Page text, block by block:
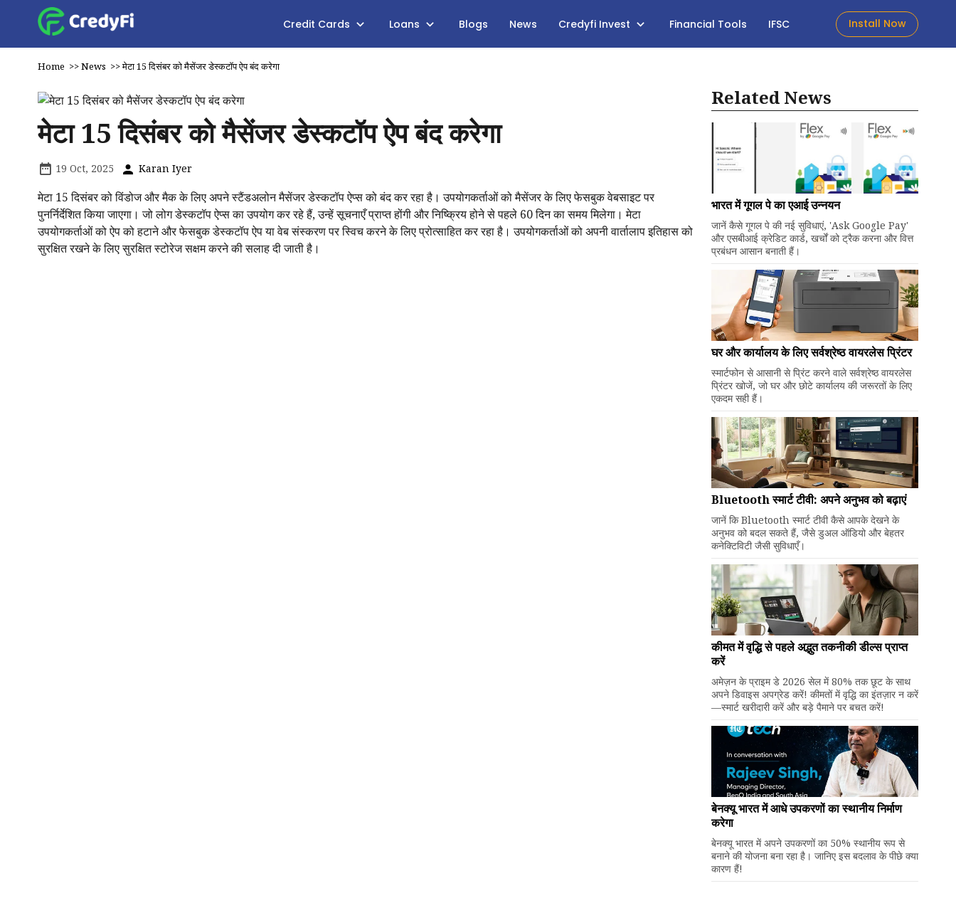
Credit Cards Loans Blogs News Credyfi Invest Financial Tools IFSC Install Now
Home >>News >>मेटा 15 दिसंबर को मैसेंजर डेस्कटॉप ऐप बंद करेगा
मेटा 15 दिसंबर को मैसेंजर डेस्कटॉप ऐप बंद करेगा
19 Oct, 2025 Karan Iyer
मेटा 15 दिसंबर को विंडोज और मैक के लिए अपने स्टैंडअलोन मैसेंजर डेस्कटॉप ऐप्स को बंद कर रहा है। उपयोगकर्ताओं को मैसेंजर के लिए फेसबुक वेबसाइट पर
पुनर्निर्देशित किया जाएगा। जो लोग डेस्कटॉप ऐप्स का उपयोग कर रहे हैं, उन्हें सूचनाएँ प्राप्त होंगी और निष्क्रिय होने से पहले 60 दिन का समय मिलेगा। मेटा
उपयोगकर्ताओं को ऐप को हटाने और फेसबुक डेस्कटॉप ऐप या वेब संस्करण पर स्विच करने के लिए प्रोत्साहित कर रहा है। उपयोगकर्ताओं को अपनी वार्तालाप इतिहास को
सुरक्षित रखने के लिए सुरक्षित स्टोरेज सक्षम करने की सलाह दी जाती है।
Related News
भारत में गूगल पे का एआई उन्नयन
जानें कैसे गूगल पे की नई सुविधाएं, 'Ask Google Pay'
और एसबीआई क्रेडिट कार्ड, खर्चों को ट्रैक करना और वित्त
प्रबंधन आसान बनाती हैं।
घर और कार्यालय के लिए सर्वश्रेष्ठ वायरलेस प्रिंटर
स्मार्टफोन से आसानी से प्रिंट करने वाले सर्वश्रेष्ठ वायरलेस
प्रिंटर खोजें, जो घर और छोटे कार्यालय की जरूरतों के लिए
एकदम सही हैं।
Bluetooth स्मार्ट टीवी: अपने अनुभव को बढ़ाएं
जानें कि Bluetooth स्मार्ट टीवी कैसे आपके देखने के
अनुभव को बदल सकते हैं, जैसे डुअल ऑडियो और बेहतर
कनेक्टिविटी जैसी सुविधाएँ।
कीमत में वृद्धि से पहले अद्भुत तकनीकी डील्स प्राप्त
करें
अमेज़न के प्राइम डे 2026 सेल में 80% तक छूट के साथ
अपने डिवाइस अपग्रेड करें! कीमतों में वृद्धि का इंतज़ार न करें
—स्मार्ट खरीदारी करें और बड़े पैमाने पर बचत करें!
बेनक्यू भारत में आधे उपकरणों का स्थानीय निर्माण
करेगा
बेनक्यू भारत में अपने उपकरणों का 50% स्थानीय रूप से
बनाने की योजना बना रहा है। जानिए इस बदलाव के पीछे क्या
कारण हैं!